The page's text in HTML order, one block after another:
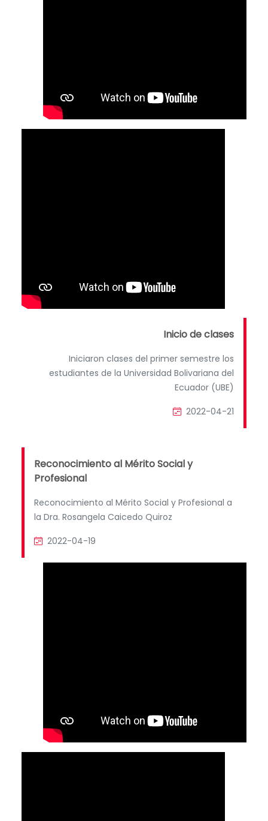
Inicio de clases
Iniciaron clases del primer semestre los
estudiantes de la Universidad Bolivariana del
Ecuador (UBE)
2022-04-21
Reconocimiento al Mérito Social y
Profesional
Reconocimiento al Mérito Social y Profesional a
la Dra. Rosangela Caicedo Quiroz
2022-04-19